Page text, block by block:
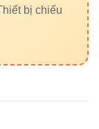
kế sang
bị chiếu